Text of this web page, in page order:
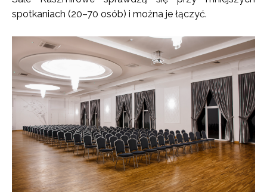
spotkaniach (20–70 osób) i można je łączyć.